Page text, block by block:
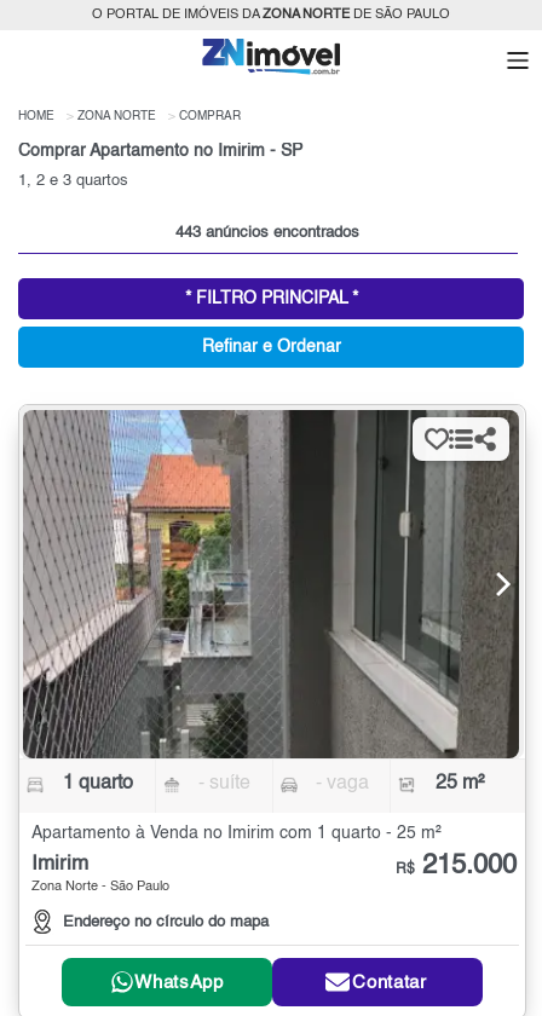
O PORTAL DE IMÓVEIS DAZONA NORTEDE SÃO PAULO
HOME ZONA NORTE COMPRAR
Comprar Apartamento no Imirim - SP
1, 2 e 3 quartos
443 anúncios encontrados
* FILTRO PRINCIPAL *
Refinar e Ordenar
1 quarto - suíte - vaga 25 m²
Apartamento à Venda no Imirim com 1 quarto - 25 m²
Imirim
Zona Norte - São Paulo
Endereço no círculo do mapa
R$ 215.000
WhatsApp Contatar